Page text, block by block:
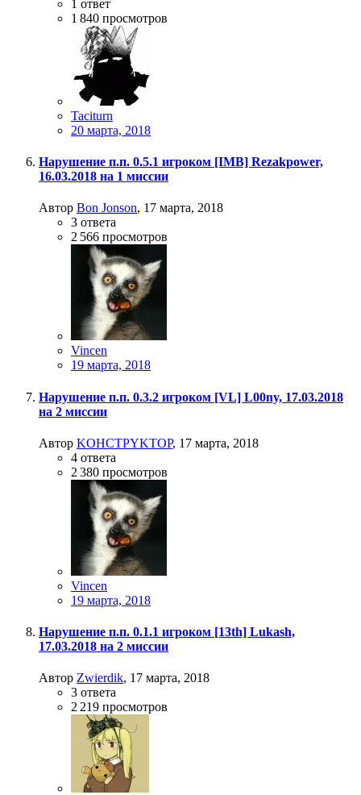
1 ответ
1 840 просмотров
Taciturn
20 марта, 2018
Нарушение п.п. 0.5.1 игроком [IMB] Rezakpower,
16.03.2018 на 1 миссии
Автор Bon Jonson, 17 марта, 2018
3 ответа
2 566 просмотров
Vincen
19 марта, 2018
Нарушение п.п. 0.3.2 игроком [VL] L00ny, 17.03.2018
на 2 миссии
Автор KOHCTPYKTOP, 17 марта, 2018
4 ответа
2 380 просмотров
Vincen
19 марта, 2018
Нарушение п.п. 0.1.1 игроком [13th] Lukash,
17.03.2018 на 2 миссии
Автор Zwierdik, 17 марта, 2018
3 ответа
2 219 просмотров